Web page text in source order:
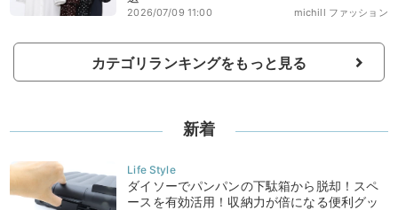
michill ファッション
2026/07/09 11:00
カテゴリランキングをもっと見る
新着
ダイソーでパンパンの下駄箱から脱却！スペ
ースを有効活用！収納力が倍になる便利グッ